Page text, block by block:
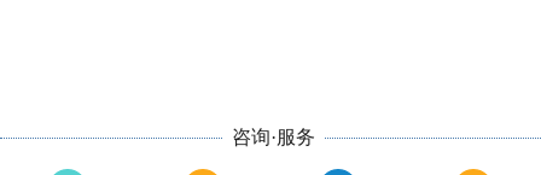
咨询·服务